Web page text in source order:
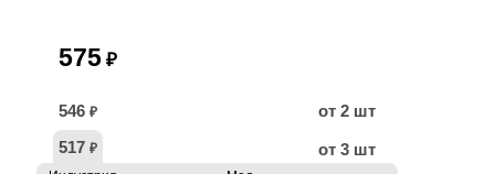
575 ₽
546 ₽
от 2 шт
517 ₽ от 3 шт